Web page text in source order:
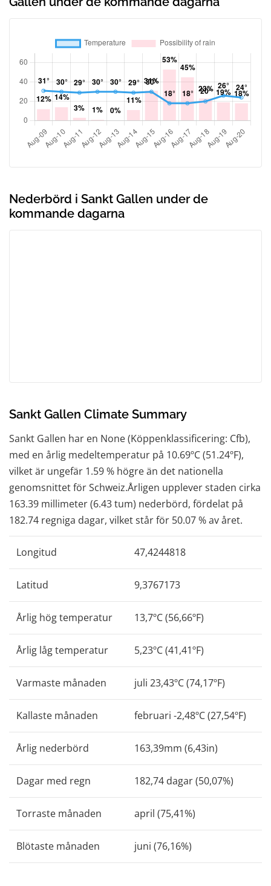
Nederbörd i Sankt Gallen under de
kommande dagarna
Sankt Gallen Climate Summary
Sankt Gallen har en None (Köppenklassificering: Cfb),
med en årlig medeltemperatur på 10.69ºC (51.24ºF),
vilket är ungefär 1.59 % högre än det nationella
genomsnittet för Schweiz.Årligen upplever staden cirka
163.39 millimeter (6.43 tum) nederbörd, fördelat på
182.74 regniga dagar, vilket står för 50.07 % av året.
Longitud 47,4244818
Latitud 9,3767173
Årlig hög temperatur 13,7ºC (56,66ºF)
Årlig låg temperatur 5,23ºC (41,41ºF)
Varmaste månaden juli 23,43ºC (74,17ºF)
Kallaste månaden februari -2,48ºC (27,54ºF)
Årlig nederbörd 163,39mm (6,43in)
Dagar med regn 182,74 dagar (50,07%)
Torraste månaden april (75,41%)
Blötaste månaden juni (76,16%)